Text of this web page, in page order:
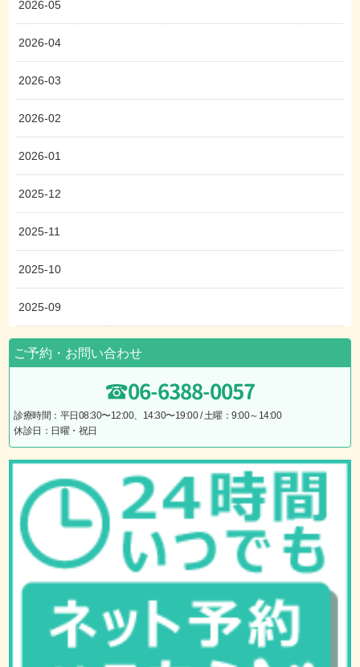
2026-05
2026-04
2026-03
2026-02
2026-01
2025-12
2025-11
2025-10
2025-09
ご予約・お問い合わせ
06-6388-0057
診療時間：平日08:30〜12:00、14:30〜19:00 / 土曜：9:00～14:00
休診日：日曜・祝日